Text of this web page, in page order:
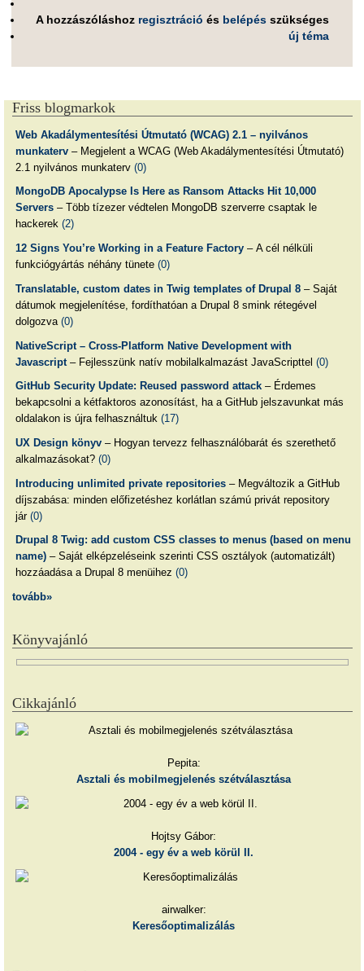
A hozzászóláshoz regisztráció és belépés szükséges
új téma
Friss blogmarkok
Web Akadálymentesítési Útmutató (WCAG) 2.1 – nyilvános
munkaterv– Megjelent a WCAG (Web Akadálymentesítési Útmutató)
2.1 nyilvános munkaterv (0)
MongoDB Apocalypse Is Here as Ransom Attacks Hit 10,000
Servers– Több tízezer védtelen MongoDB szerverre csaptak le
hackerek (2)
12 Signs You’re Working in a Feature Factory– A cél nélküli
funkciógyártás néhány tünete (0)
Translatable, custom dates in Twig templates of Drupal 8– Saját
dátumok megjelenítése, fordíthatóan a Drupal 8 smink rétegével
dolgozva (0)
NativeScript – Cross-Platform Native Development with
Javascript– Fejlesszünk natív mobilalkalmazást JavaScripttel (0)
GitHub Security Update: Reused password attack– Érdemes
bekapcsolni a kétfaktoros azonosítást, ha a GitHub jelszavunkat más
oldalakon is újra felhasználtuk (17)
UX Design könyv– Hogyan tervezz felhasználóbarát és szerethető
alkalmazásokat? (0)
Introducing unlimited private repositories– Megváltozik a GitHub
díjszabása: minden előfizetéshez korlátlan számú privát repository
jár (0)
Drupal 8 Twig: add custom CSS classes to menus (based on menu
name)– Saját elképzeléseink szerinti CSS osztályok (automatizált)
hozzáadása a Drupal 8 menüihez (0)
tovább»
Könyvajánló
Cikkajánló
Pepita:
Asztali és mobilmegjelenés szétválasztása
Hojtsy Gábor:
2004 - egy év a web körül II.
airwalker:
Keresőoptimalizálás